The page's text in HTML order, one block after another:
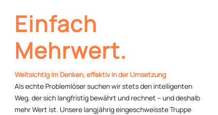
Einfach
Mehrwert.
Weitsichtig im Denken, effektiv in der Umsetzung
Als echte Problemlöser suchen wir stets den intelligenten
Weg, der sich langfristig bewährt und rechnet – und deshalb
mehr Wert ist. Unsere langjährig eingeschweisste Truppe